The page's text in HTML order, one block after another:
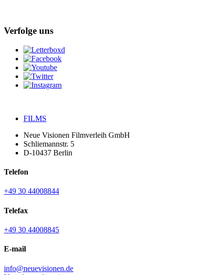
Verfolge uns
FILMS
Neue Visionen Filmverleih GmbH
Schliemannstr. 5
D-10437 Berlin
Telefon
+49 30 44008844
Telefax
+49 30 44008845
E-mail
info@neuevisionen.de